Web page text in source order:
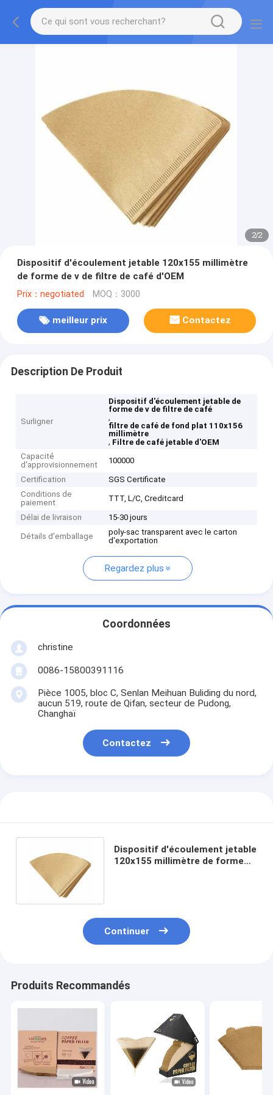
2/2
Dispositif d'écoulement jetable 120x155 millimètre
de forme de v de filtre de café d'OEM
Prix：negotiated MOQ：3000
meilleur prix Contactez
Description De Produit
Surligner
Dispositif d'écoulement jetable de
forme de v de filtre de café
,
filtre de café de fond plat 110x156
millimètre
, Filtre de café jetable d'OEM
Capacité
d'approvisionnement
100000
Certification
SGS Certificate
Conditions de
paiement
TTT, L/C, Creditcard
Délai de livraison 15-30 jours
Détails d'emballage
poly-sac transparent avec le carton
d'exportation
Regardez plus
Coordonnées
christine
0086-15800391116
Pièce 1005, bloc C, Senlan Meihuan Buliding du nord,
aucun 519, route de Qifan, secteur de Pudong,
Changhaï
Contactez
Dispositif d'écoulement jetable
120x155 millimètre de forme
Continuer
Produits Recommandés